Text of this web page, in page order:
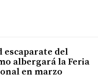
escaparate del
albergará la Feria
en marzo